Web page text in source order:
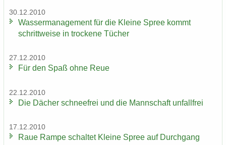
30.12.2010
Was­ser­ma­nage­ment für die Klei­ne Spree kommt
schritt­wei­se in tro­cke­ne Tü­cher
27.12.2010
Für den Spaß ohne Reue
22.12.2010
Die Dä­cher schnee­frei und die Mann­schaft un­fall­frei
17.12.2010
Raue Rampe schal­tet Klei­ne Spree auf Durch­gang